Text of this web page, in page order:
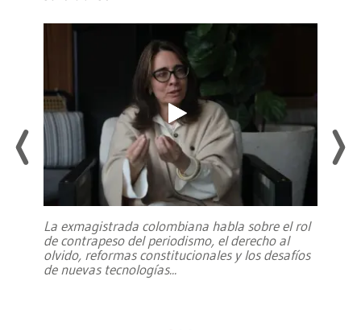
La exmagistrada colombiana habla sobre el rol
de contrapeso del periodismo, el derecho al
olvido, reformas constitucionales y los desafíos
de nuevas tecnologías...